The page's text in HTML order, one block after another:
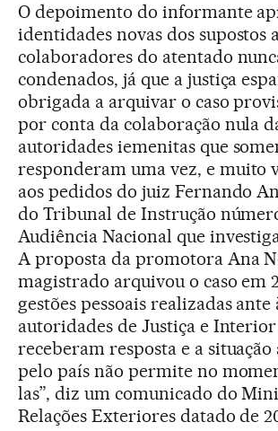
O depoimento do informante
identidades novas dos supostos
colaboradores do atentado
condenados, já que a justiça
obrigada a arquivar o caso
por conta da colaboração nula
autoridades iemenitas que
responderam uma vez, e muito
aos pedidos do juiz Fernando
do Tribunal de Instrução
Audiência Nacional que
A proposta da promotora Ana
magistrado arquivou o caso em
gestões pessoais realizadas ante
autoridades de Justiça e
receberam resposta e a
pelo país não permite no
las”, diz um comunicado do
Relações Exteriores datado de